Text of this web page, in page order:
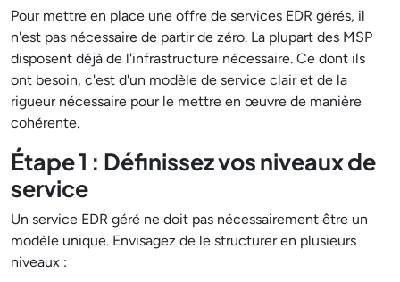
Pour mettre en place une offre de services EDR gérés, il
n'est pas nécessaire de partir de zéro. La plupart des MSP
disposent déjà de l'infrastructure nécessaire. Ce dont ils
ont besoin, c'est d'un modèle de service clair et de la
rigueur nécessaire pour le mettre en œuvre de manière
cohérente.
Étape 1 : Définissez vos niveaux de
service
Un service EDR géré ne doit pas nécessairement être un
modèle unique. Envisagez de le structurer en plusieurs
niveaux :